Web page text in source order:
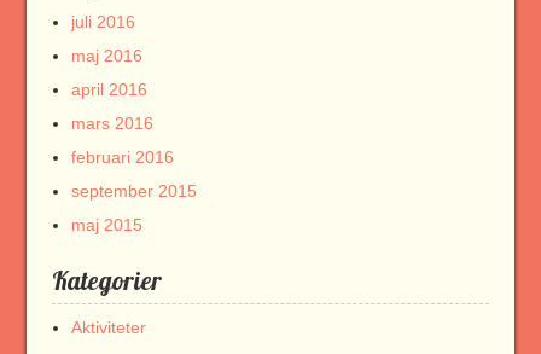
juli 2016
maj 2016
april 2016
mars 2016
februari 2016
september 2015
maj 2015
Kategorier
Aktiviteter